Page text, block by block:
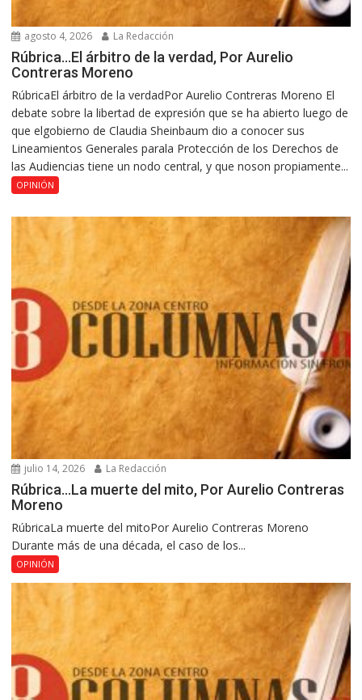
agosto 4, 2026 La Redacción
Rúbrica…El árbitro de la verdad, Por Aurelio
Contreras Moreno
RúbricaEl árbitro de la verdadPor Aurelio Contreras Moreno El
debate sobre la libertad de expresión que se ha abierto luego de
que elgobierno de Claudia Sheinbaum dio a conocer sus
Lineamientos Generales parala Protección de los Derechos de
las Audiencias tiene un nodo central, y que noson propiamente...
OPINIÓN
julio 14, 2026 La Redacción
Rúbrica…La muerte del mito, Por Aurelio Contreras
Moreno
RúbricaLa muerte del mitoPor Aurelio Contreras Moreno
Durante más de una década, el caso de los...
OPINIÓN